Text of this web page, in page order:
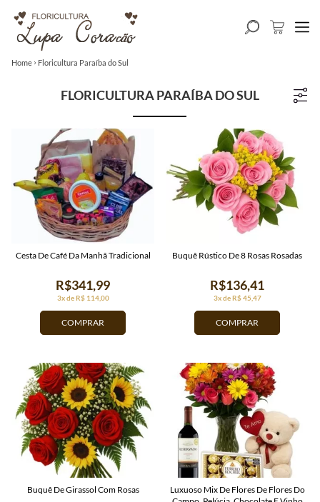
Home Floricultura Paraíba do Sul
FLORICULTURA PARAÍBA DO SUL
COMPRAR
3x de R$ 114,00
R$341,99
Cesta De Café Da Manhã Tradicional
COMPRAR
3x de R$ 45,47
R$136,41
Buquê Rústico De 8 Rosas Rosadas
Buquê De Girassol Com Rosas
Luxuoso Mix De Flores De Flores Do